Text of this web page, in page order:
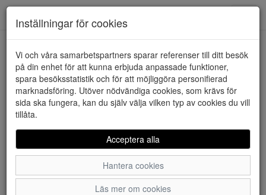
HEM PIECES
Inställningar för cookies
Vi och våra samarbetspartners sparar referenser till ditt besök
på din enhet för att kunna erbjuda anpassade funktioner,
spara besöksstatistik och för att möjliggöra personifierad
marknadsföring. Utöver nödvändiga cookies, som krävs för
sida ska fungera, kan du själv välja vilken typ av cookies du vill
tillåta.
Acceptera alla
Hantera cookies
Läs mer om cookies